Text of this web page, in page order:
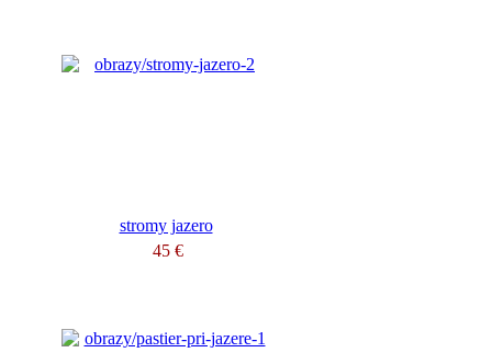
stromy jazero
45 €